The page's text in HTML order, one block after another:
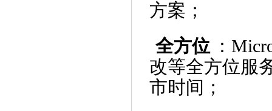
方案；
全方位 ：
改等全方位服
市时间；